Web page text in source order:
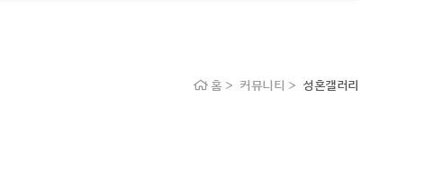
홈 > 커뮤니티 > 성혼갤러리